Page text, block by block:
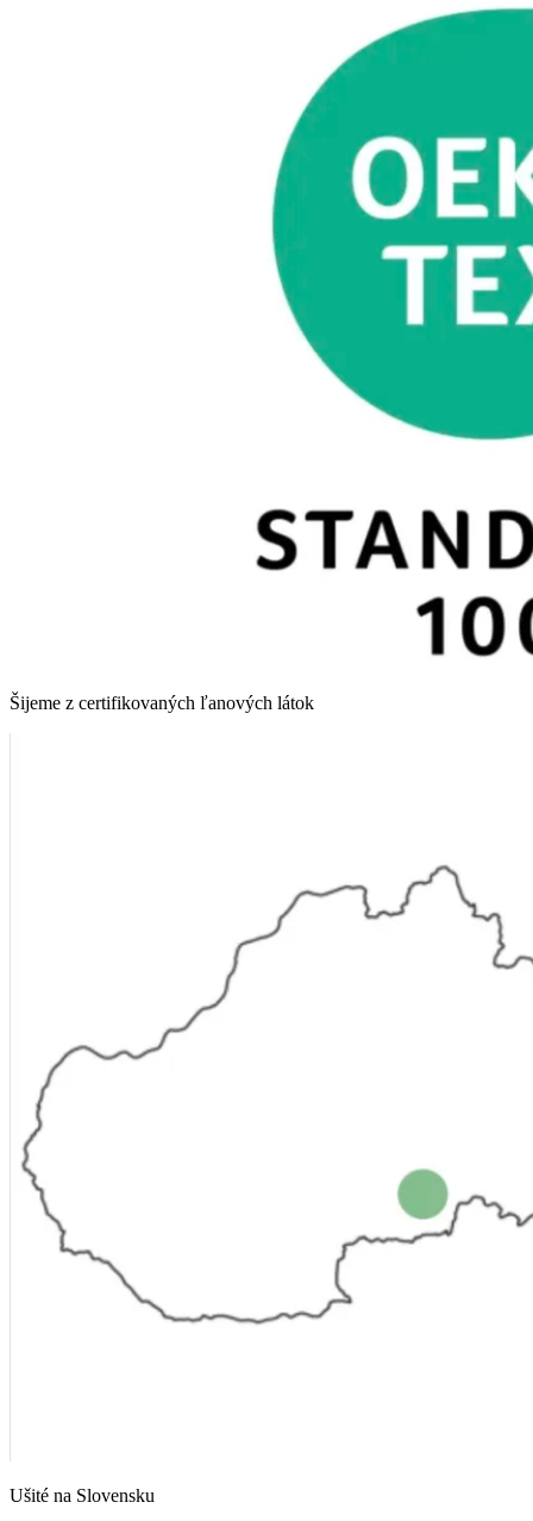
Šijeme z certifikovaných ľanových látok
Ušité na Slovensku